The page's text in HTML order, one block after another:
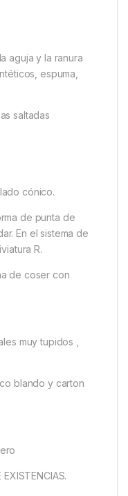
aguja y la ranura
espuma,
saltadas
cónico.
de punta de
En el sistema de
R.
de coser con
muy tupidos ,
blando y carton
EXISTENCIAS.